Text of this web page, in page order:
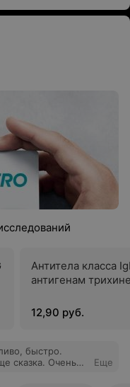
Антитела класса
антигенам
12,90 руб.
быстро.
сказка. Очень
Еще